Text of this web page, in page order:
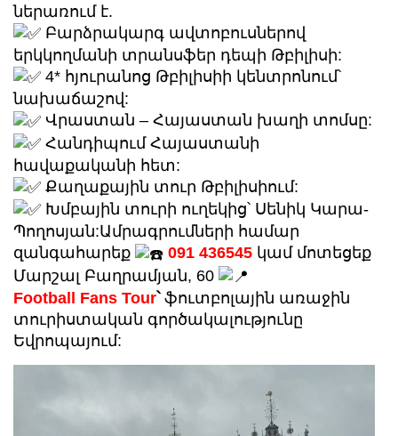
ներառում է.
Բարձրակարգ ավտոբուսներով
երկկողմանի տրանսֆեր դեպի Թբիլիսի:
4* հյուրանոց Թբիլիսիի կենտրոնում՝
նախաճաշով:
Վրաստան – Հայաստան խաղի տոմսը:
Հանդիպում Հայաստանի
հավաքականի հետ:
Քաղաքային տուր Թբիլիսիում:
Խմբային տուրի ուղեկից՝ Սենիկ Կարա-
Պողոսյան:Ամրագրումների համար
զանգահարեք
091 436545 կամ մոտեցեք
Մարշալ Բաղրամյան, 60
Football Fans Tour՝ ֆուտբոլային առաջին
տուրիստական գործակալությունը
Եվրոպայում: